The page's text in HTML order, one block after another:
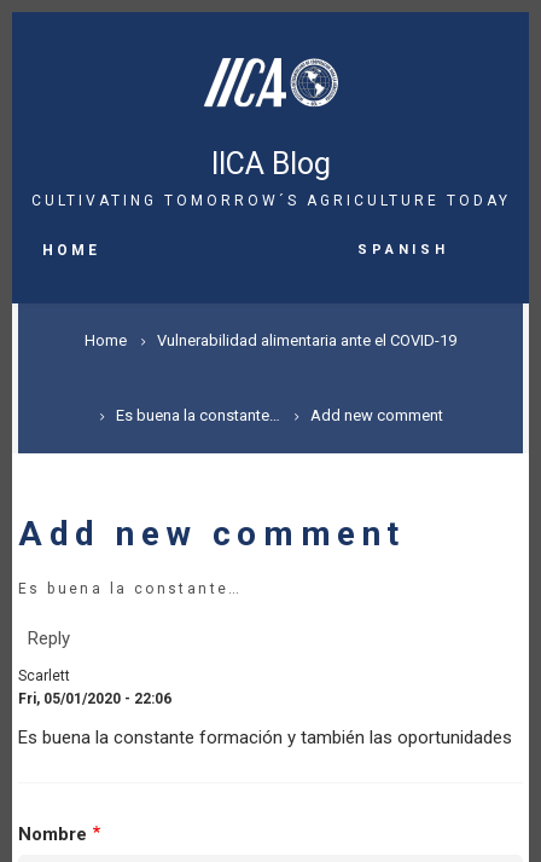
Skip
IICA Blog
CULTIVATING TOMORROW´S AGRICULTURE TODAY
NAVIGATION
HOME Spanish
BREADCRUMB
Home Vulnerabilidad alimentaria ante el COVID-19
Es buena la constante… Add new comment
Add new comment
Es buena la constante…
Reply
Scarlett
Fri, 05/01/2020 - 22:06
Es buena la constante formación y también las oportunidades
Nombre